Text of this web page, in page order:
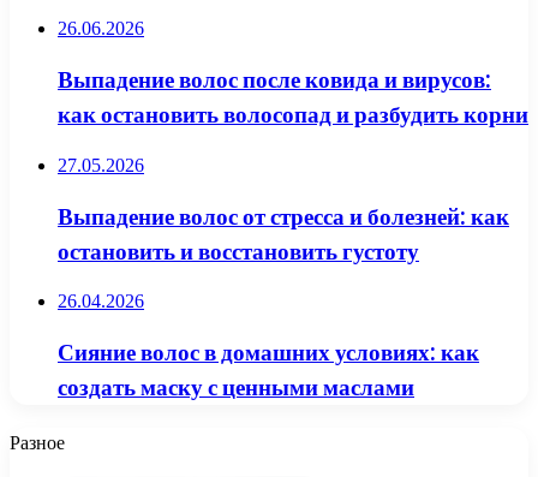
26.06.2026
Выпадение волос после ковида и вирусов:
как остановить волосопад и разбудить корни
27.05.2026
Выпадение волос от стресса и болезней: как
остановить и восстановить густоту
26.04.2026
Сияние волос в домашних условиях: как
создать маску с ценными маслами
Разное